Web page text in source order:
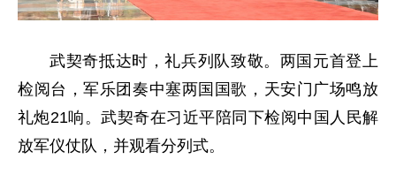
武契奇抵达时，礼兵列队致敬。两国元首登上
检阅台，军乐团奏中塞两国国歌，天安门广场鸣放
礼炮21响。武契奇在习近平陪同下检阅中国人民解
放军仪仗队，并观看分列式。